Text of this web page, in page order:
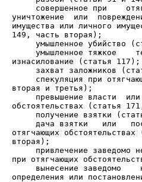
совершенное при
уничтожение  или
имущества или личного
умышленное тяжкое
спекуляция при
превышение власти
дача взятки   или
отягчающих
привлечение заведомо
вынесение заведомо
определения или